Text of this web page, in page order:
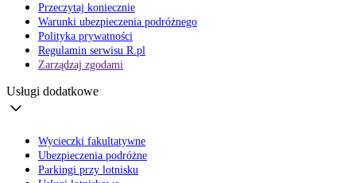
Przeczytaj koniecznie
Warunki ubezpieczenia podróżnego
Polityka prywatności
Regulamin serwisu R.pl
Zarządzaj zgodami
Usługi dodatkowe
Wycieczki fakultatywne
Ubezpieczenia podróżne
Parkingi przy lotnisku